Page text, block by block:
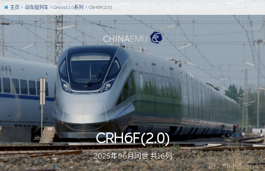
图 / Aiklld2364
CRH6F(2.0)
2025年06月问世 共16列
主页 动车组列车 Cinova 2.0系列 CRH6F(2.0)